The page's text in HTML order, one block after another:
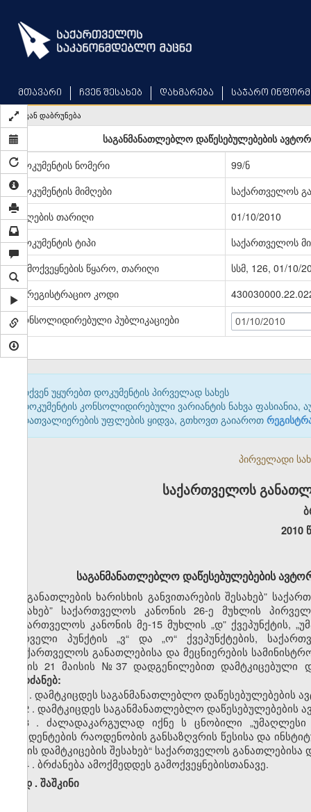
main
content
მთავარი ჩვენ შესახებ დახმარება საჯარო
უკან დაბრუნება
საგანმანათლებლო დაწესებულებების
დოკუმენტის ნომერი
99/ნ
დოკუმენტის მიმღები
საქართველოს
მიღების თარიღი
01/10/2010
დოკუმენტის ტიპი
საქართველოს
გამოქვეყნების წყარო, თარიღი
სსმ, 126, 01/10/
სარეგისტრაციო კოდი
კონსოლიდირებული პუბლიკაციები
01/10/2010
თქვენ უყურებთ დოკუმენტის პირველად სახეს
დოკუმენტის კონსოლიდირებული ვარიანტის ნახვა ფასიანია,
დათვალიერების უფლების ყიდვა, გთხოვთ გაიაროთ
პირველადი
საქართველოს
2010
საგანმანათლებლო დაწესებულებების
„განათლების ხარისხის განვითარების შესახებ”
შესახებ” საქართველოს კანონის26-ე მუხლის
საქართველოს კანონის მე-15 მუხლის „დ” ქვეპუნქტის,
პირველი პუნქტის„ვ“ და„ო“ ქვეპუნქტების,
„საქართველოს განათლებისა და მეცნიერების
წლის 21 მაისის №37 დადგენილებით დამტკიცებული
ვბრძანებ:
1. დამტკიცდეს საგანმანათლებლო დაწესებულებების
2. დამტკიცდეს საგანმანათლებლო დაწესებულებების
3. ძალადაკარგულად იქნე ს ცნობილი „უმაღლესი
სტუდენტების რაოდენობის განსაზღვრის წესისა და
წესის დამტკიცების შესახებ“ საქართველოს განათლებისა
4. ბრძანება ამოქმედდეს გამოქვეყნებისთანავე.
დ. შაშკინი